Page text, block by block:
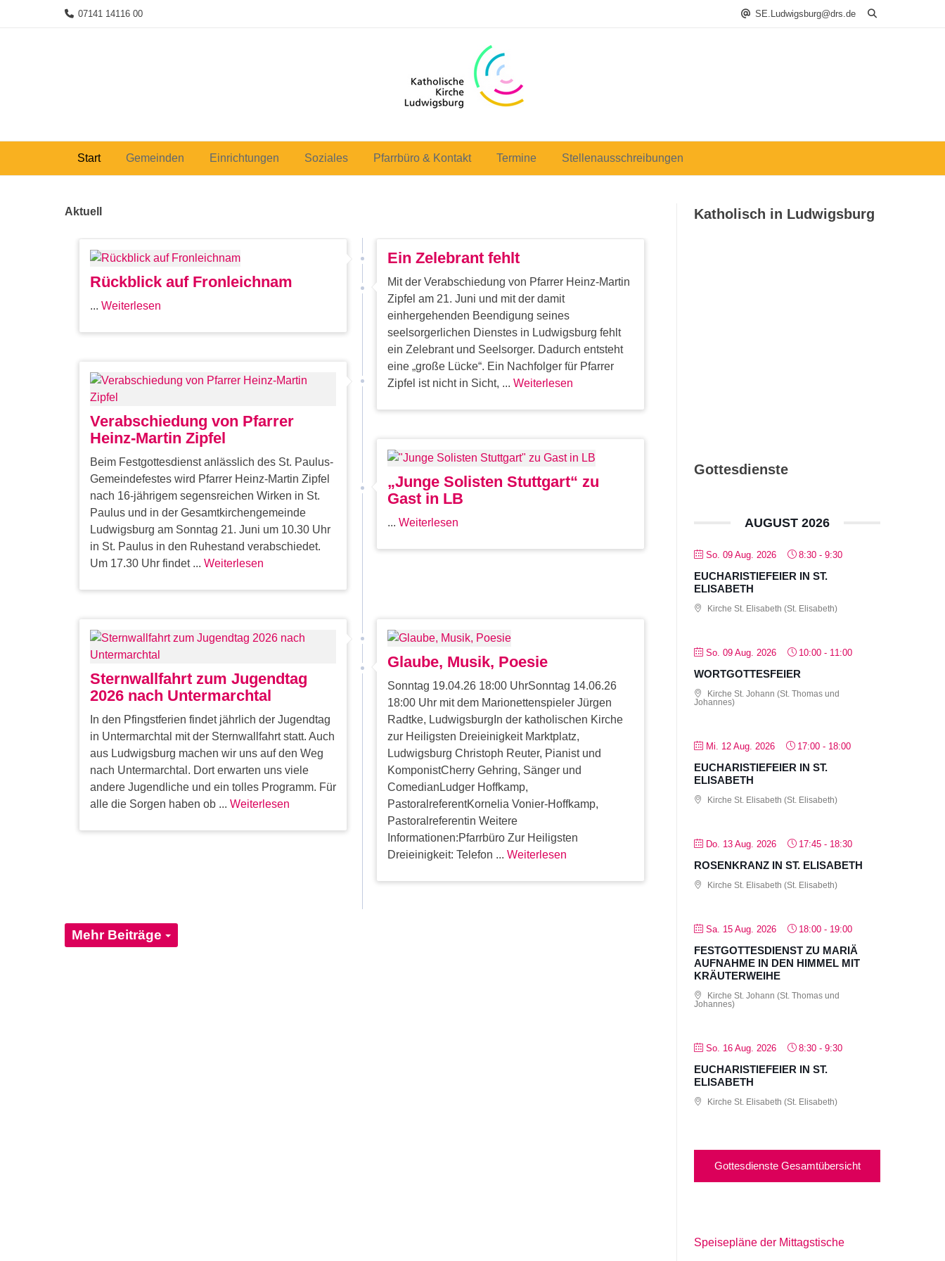
07141 14116 00 SE.Ludwigsburg@drs.de
Start Gemeinden Einrichtungen Soziales Pfarrbüro & Kontakt Termine Stellenausschreibungen
Aktuell
Rückblick auf Fronleichnam
...Weiterlesen
Ein Zelebrant fehlt
Mit der Verabschiedung von Pfarrer Heinz-Martin
Zipfel am 21. Juni und mit der damit
einhergehenden Beendigung seines
seelsorgerlichen Dienstes in Ludwigsburg fehlt
ein Zelebrant und Seelsorger. Dadurch entsteht
eine „große Lücke“. Ein Nachfolger für Pfarrer
Zipfel ist nicht in Sicht, ... Weiterlesen
Verabschiedung von Pfarrer
Heinz-Martin Zipfel
Beim Festgottesdienst anlässlich des St. Paulus-
Gemeindefestes wird Pfarrer Heinz-Martin Zipfel
nach 16-jährigem segensreichen Wirken in St.
Paulus und in der Gesamtkirchengemeinde
Ludwigsburg am Sonntag 21. Juni um 10.30 Uhr
in St. Paulus in den Ruhestand verabschiedet.
Um 17.30 Uhr findet ...Weiterlesen
„Junge Solisten Stuttgart“ zu
Gast in LB
... Weiterlesen
Sternwallfahrt zum Jugendtag
2026 nach Untermarchtal
In den Pfingstferien findet jährlich der Jugendtag
in Untermarchtal mit der Sternwallfahrt statt. Auch
aus Ludwigsburg machen wir uns auf den Weg
nach Untermarchtal. Dort erwarten uns viele
andere Jugendliche und ein tolles Programm. Für
alle die Sorgen haben ob ...Weiterlesen
Glaube, Musik, Poesie
Sonntag 19.04.26 18:00 UhrSonntag 14.06.26
18:00 Uhr mit dem Marionettenspieler Jürgen
Radtke, LudwigsburgIn der katholischen Kirche
zur Heiligsten Dreieinigkeit Marktplatz,
Ludwigsburg Christoph Reuter, Pianist und
KomponistCherry Gehring, Sänger und
ComedianLudger Hoffkamp,
PastoralreferentKornelia Vonier-Hoffkamp,
Pastoralreferentin Weitere
Informationen:Pfarrbüro Zur Heiligsten
Dreieinigkeit: Telefon ... Weiterlesen
Mehr Beiträge
Katholisch in Ludwigsburg
Gottesdienste
AUGUST 2026
So. 09 Aug. 2026 8:30 - 9:30
EUCHARISTIEFEIER IN ST.
ELISABETH
Kirche St. Elisabeth (St. Elisabeth)
So. 09 Aug. 2026 10:00 - 11:00
WORTGOTTESFEIER
Kirche St. Johann (St. Thomas und
Johannes)
Mi. 12 Aug. 2026 17:00 - 18:00
EUCHARISTIEFEIER IN ST.
ELISABETH
Kirche St. Elisabeth (St. Elisabeth)
Do. 13 Aug. 2026 17:45 - 18:30
ROSENKRANZ IN ST. ELISABETH
Kirche St. Elisabeth (St. Elisabeth)
Sa. 15 Aug. 2026 18:00 - 19:00
FESTGOTTESDIENST ZU MARIÄ
AUFNAHME IN DEN HIMMEL MIT
KRÄUTERWEIHE
Kirche St. Johann (St. Thomas und
Johannes)
So. 16 Aug. 2026 8:30 - 9:30
EUCHARISTIEFEIER IN ST.
ELISABETH
Kirche St. Elisabeth (St. Elisabeth)
Gottesdienste Gesamtübersicht
Speisepläne der Mittagstische